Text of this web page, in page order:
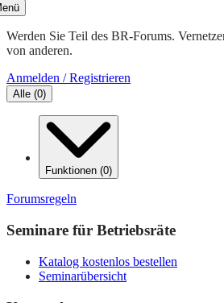
Werden Sie Teil des BR-Forums.
von anderen.
Anmelden / Registrieren
Alle (0)
Funktionen (0)
Forumsregeln
Seminare für Betriebsräte
Katalog kostenlos bestellen
Seminarübersicht